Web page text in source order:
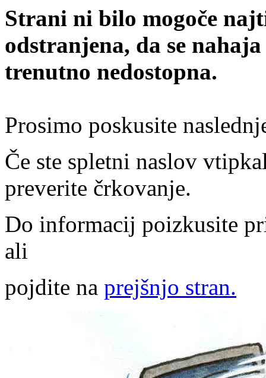
Strani ni bilo mogoče
odstranjena, da se
trenutno nedostopna.
Prosimo poskusite
Če ste spletni naslov
preverite črkovanje.
Do informacij poizkusite
ali
pojdite na prejšnjo stran.